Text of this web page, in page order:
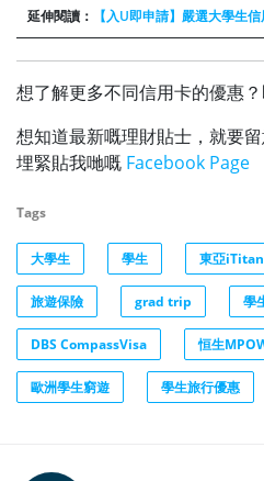
延伸閱讀： 【入U即申請】嚴選大學生
想了解更多不同信用卡的優惠
想知道最新嘅理財貼士，就要
埋緊貼我哋嘅 Facebook Page
Tags
大學生 學生 東亞
旅遊保險 grad trip 學
DBS CompassVisa 恒生
歐洲學生窮遊 學生旅行優惠